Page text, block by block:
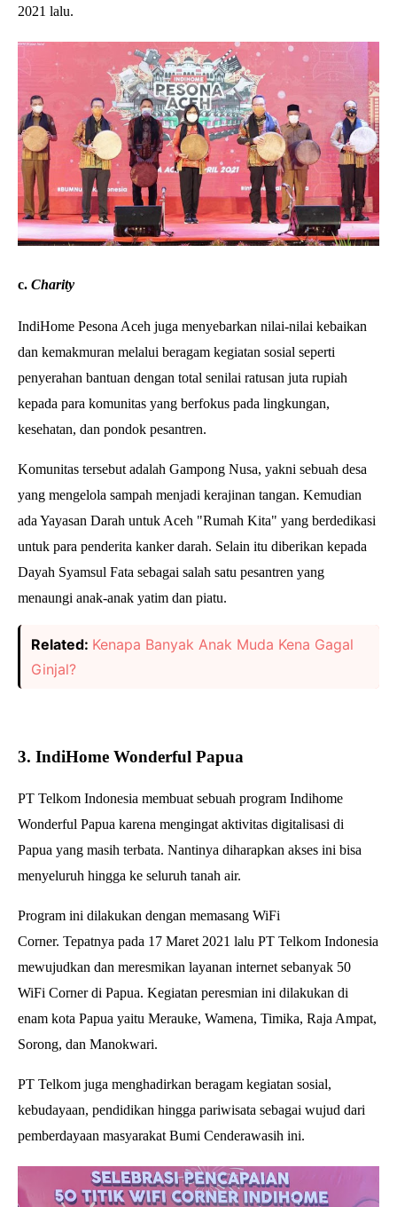
2021 lalu.
c. Charity
IndiHome Pesona Aceh juga menyebarkan nilai-nilai kebaikan
dan kemakmuran melalui beragam kegiatan sosial seperti
penyerahan bantuan dengan total senilai ratusan juta rupiah
kepada para komunitas yang berfokus pada lingkungan,
kesehatan, dan pondok pesantren.
Komunitas tersebut adalah Gampong Nusa, yakni sebuah desa
yang mengelola sampah menjadi kerajinan tangan. Kemudian
ada Yayasan Darah untuk Aceh "Rumah Kita" yang berdedikasi
untuk para penderita kanker darah. Selain itu diberikan kepada
Dayah Syamsul Fata sebagai salah satu pesantren yang
menaungi anak-anak yatim dan piatu.
Related: Kenapa Banyak Anak Muda Kena Gagal
Ginjal?
3. IndiHome Wonderful Papua
PT Telkom Indonesia membuat sebuah program Indihome
Wonderful Papua karena mengingat aktivitas digitalisasi di
Papua yang masih terbata. Nantinya diharapkan akses ini bisa
menyeluruh hingga ke seluruh tanah air.
Program ini dilakukan dengan memasang WiFi
Corner. Tepatnya pada 17 Maret 2021 lalu PT Telkom Indonesia
mewujudkan dan meresmikan layanan internet sebanyak 50
WiFi Corner di Papua. Kegiatan peresmian ini dilakukan di
enam kota Papua yaitu Merauke, Wamena, Timika, Raja Ampat,
Sorong, dan Manokwari.
PT Telkom juga menghadirkan beragam kegiatan sosial,
kebudayaan, pendidikan hingga pariwisata sebagai wujud dari
pemberdayaan masyarakat Bumi Cenderawasih ini.